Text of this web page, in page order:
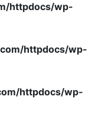
httpdocs/wp-
httpdocs/wp-
httpdocs/wp-